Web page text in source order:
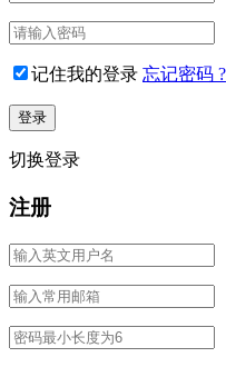
记住我的登录 忘记密码 ?
切换登录
注册